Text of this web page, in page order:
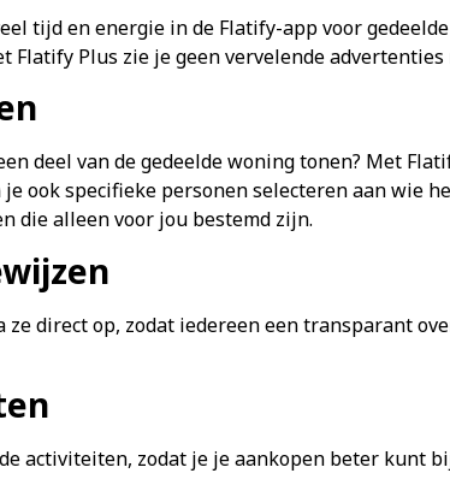
tijd en energie in de Flatify-app voor
Flatify Plus zie je geen vervelende advertenties
deel van de gedeelde woning tonen? Met
ook specifieke personen selecteren aan wie
die alleen voor jou bestemd zijn.
direct op, zodat iedereen een transparant
activiteiten, zodat je je aankopen beter kunt